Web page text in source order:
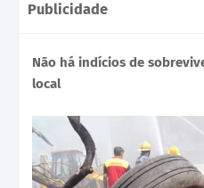
Publicidade
Não há indícios de
local